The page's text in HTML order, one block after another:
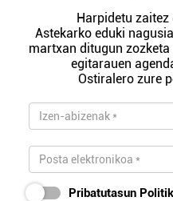
Harpidetu
Astekarko eduki
martxan ditugun
egitarauen
Ostiralero zure
Pribatutasun